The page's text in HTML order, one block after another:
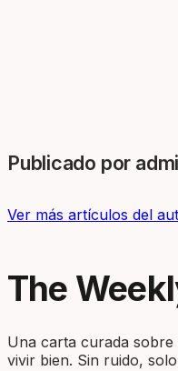
Publicado por
Ver más artículos del
The
Una carta curada
vivir bien. Sin ruido,